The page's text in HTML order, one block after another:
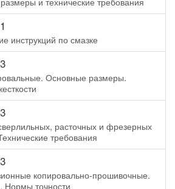
инструкций по смазке
Основные размеры.
расточных и фрезерных
требования
копировально-прошивочные.
точности